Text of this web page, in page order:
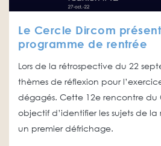
Le Cercle Dircom
programme de rentrée
Lors de la rétrospective du 22
thèmes de réflexion pour
dégagés. Cette 12e rencontre
objectif d’identifier les sujets de
un premier défrichage.